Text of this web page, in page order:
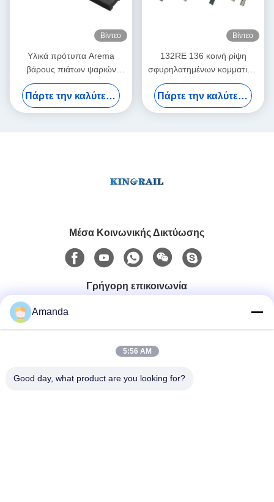
Βίντεο
Υλικά πρότυπα Arema
βάρους πιάτων ψαριών
σιδηροδρόμων χάλυβα
άνθρακα 15kg 18kg 22kg
Πάρτε την καλύτερη τιμή
Βίντεο
132RE 136 κοινή ρίψη
σφυρηλατημένων κομματιών
ραγών AREMA Fishplate με
6 τρύπες και μπουλόνια
Πάρτε την καλύτερη τιμή
Μέσα Κοινωνικής Δικτύωσης
Γρήγορη επικοινωνία
0086-15556982932
Ηλεκτρονικό Ταχυδρομείο
Amanda
5:56 AM
Good day, what product are you looking for?